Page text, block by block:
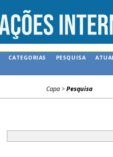
CATEGORIAS PESQUISA
Capa>Pesquisa